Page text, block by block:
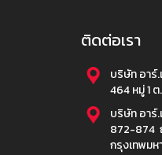
ติดต่อเรา
บริษัท อาร์.
464 หมู่ 1
บริษัท อาร์.
872-874
กรุงเทพมห